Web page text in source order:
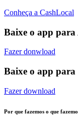
Conheça a CashLocal
Baixe o app
Fazer donwload
Baixe o app para
Fazer download
Por que fazemos o que